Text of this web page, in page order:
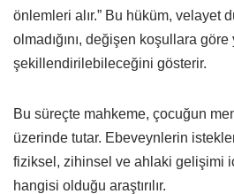
önlemleri alır.” Bu hüküm, velayet
olmadığını, değişen koşullara
şekillendirilebileceğini gösterir.
Bu süreçte mahkeme, çocuğun
üzerinde tutar. Ebeveynlerin
fiziksel, zihinsel ve ahlaki gelişimi
hangisi olduğu araştırılır.